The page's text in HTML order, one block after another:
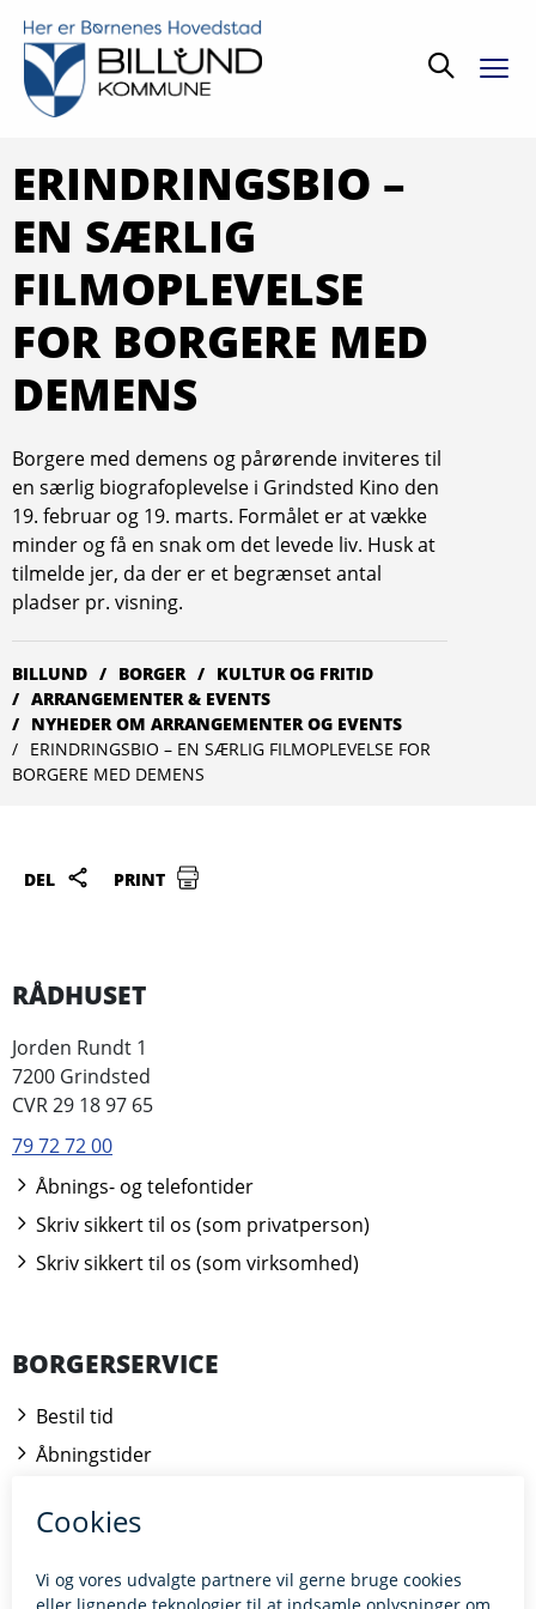
Søg
ERINDRINGSBIO –
EN SÆRLIG
FILMOPLEVELSE
FOR BORGERE MED
DEMENS
Borgere med demens og pårørende inviteres til
en særlig biografoplevelse i Grindsted Kino den
19. februar og 19. marts. Formålet er at vække
minder og få en snak om det levede liv. Husk at
tilmelde jer, da der er et begrænset antal
pladser pr. visning.
BILLUND BORGER
KULTUR OG FRITID
ARRAN­­GEMENTER & EVENTS
NYHEDER OM ARRANGEMENTER OG EVENTS
ERINDRINGSBIO – EN SÆRLIG FILMOPLEVELSE FOR
BORGERE MED DEMENS
DEL PRINT
RÅDHUSET
Jorden Rundt 1
7200 Grindsted
CVR 29 18 97 65
79 72 72 00
Åbnings- og telefontider
Skriv sikkert til os (som privatperson)
Skriv sikkert til os (som virksomhed)
BORGERSERVICE
Bestil tid
Åbningstider
Kontakt borgerrådgiveren